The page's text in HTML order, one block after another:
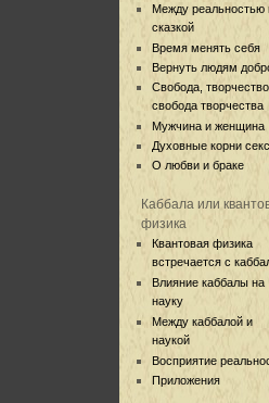
Между реальностью
сказкой
Время менять себя
Вернуть людям
Свобода,
свобода творчества
Мужчина и женщина
Духовные корни
О любви и браке
Каббала или
физика
Квантовая физика
встречается с
Влияние каббалы на
науку
Между каббалой и
наукой
Восприятие
Приложения